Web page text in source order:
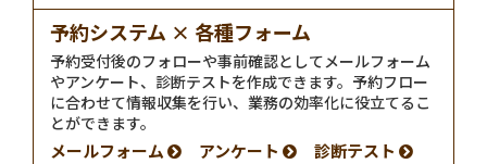
予約システム × 各種フォーム
予約受付後のフォローや事前確認としてメールフォーム
やアンケート、診断テストを作成できます。予約フロー
に合わせて情報収集を行い、業務の効率化に役立てるこ
とができます。
メールフォーム アンケート 診断テスト